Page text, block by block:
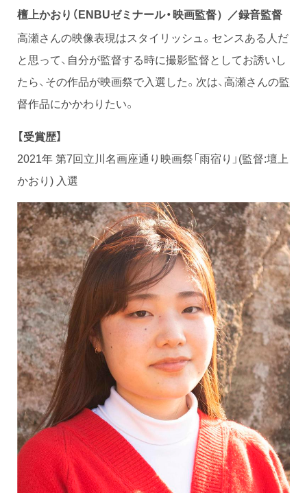
檀上かおり（ENBUゼミナール・ 映画監督）／録音監督
高瀬さんの映像表現はスタイリッシュ。センスある人だ
と思って、自分が監督する時に撮影監督としてお誘いし
たら、その作品が映画祭で入選した。次は、高瀬さんの監
督作品にかかわりたい。
【受賞歴】
2021年 第7回立川名画座通り映画祭「雨宿り」(監督:壇上
かおり) 入選